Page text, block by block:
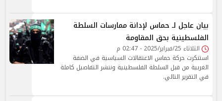
بيان عاجل لـ حماس لإدانة ممارسات السلطة
الفلسطينية بحق المقاومة
الثلاثاء 25/فبراير/2025 - 02:47 م
استنكرت حركة حماس الاعتقالات السياسية في الضفة
الغربية من قبل السلطة الفلسطينية وننشر التفاصيل كاملة
في التقرير التالي.